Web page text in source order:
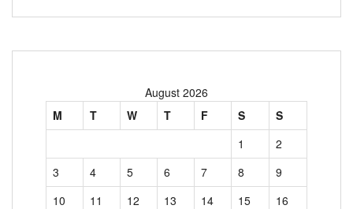
August 2026
M
T W T F S
S
1
2
3
4 5 6 7 8
9
10
11 12 13 14 15
16